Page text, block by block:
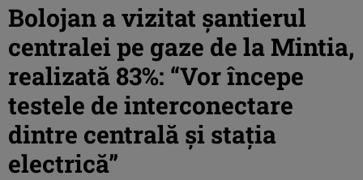
Bolojan a vizitat șantierul
centralei pe gaze de la Mintia,
realizată 83%: “Vor începe
testele de interconectare
dintre centrală și stația
electrică”